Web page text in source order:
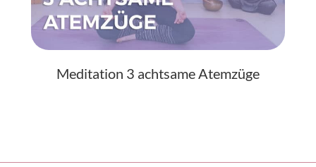
Meditation 3 achtsame Atemzüge